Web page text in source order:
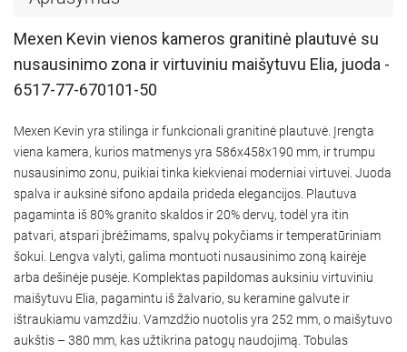
Mexen Kevin vienos kameros granitinė plautuvė su
nusausinimo zona ir virtuviniu maišytuvu Elia, juoda -
6517-77-670101-50
Mexen Kevin yra stilinga ir funkcionali granitinė plautuvė. Įrengta
viena kamera, kurios matmenys yra 586x458x190 mm, ir trumpu
nusausinimo zonu, puikiai tinka kiekvienai moderniai virtuvei. Juoda
spalva ir auksinė sifono apdaila prideda elegancijos. Plautuva
pagaminta iš 80% granito skaldos ir 20% dervų, todėl yra itin
patvari, atspari įbrėžimams, spalvų pokyčiams ir temperatūriniam
šokui. Lengva valyti, galima montuoti nusausinimo zoną kairėje
arba dešinėje pusėje. Komplektas papildomas auksiniu virtuviniu
maišytuvu Elia, pagamintu iš žalvario, su keramine galvute ir
ištraukiamu vamzdžiu. Vamzdžio nuotolis yra 252 mm, o maišytuvo
aukštis – 380 mm, kas užtikrina patogų naudojimą. Tobulas